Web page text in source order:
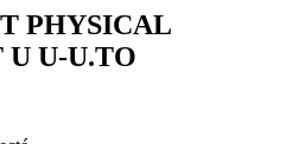
PHYSICAL
U U-U.TO